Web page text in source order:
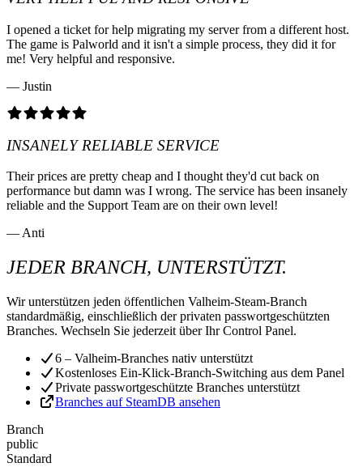
I opened a ticket for help migrating my server from a different host.
The game is Palworld and it isn't a simple process, they did it for
me! Very helpful and responsive.
— Justin
INSANELY RELIABLE SERVICE
Their prices are pretty cheap and I thought they'd cut back on
performance but damn was I wrong. The service has been insanely
reliable and the Support Team are on their own level!
— Anti
JEDER BRANCH, UNTERSTÜTZT.
Wir unterstützen jeden öffentlichen Valheim-Steam-Branch
standardmäßig, einschließlich der privaten passwortgeschützten
Branches. Wechseln Sie jederzeit über Ihr Control Panel.
6 – Valheim-Branches nativ unterstützt
Kostenloses Ein-Klick-Branch-Switching aus dem Panel
Private passwortgeschützte Branches unterstützt
Branches auf SteamDB ansehen
Branch
public
Standard